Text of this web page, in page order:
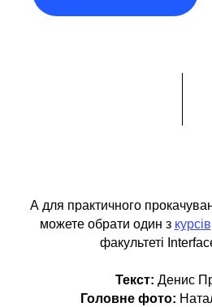
А для практичного
можете обрати один з курсів
факультеті
Текст: Денис
Головне фото: